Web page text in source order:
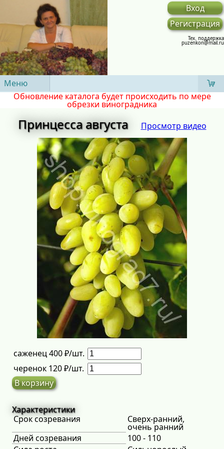
Вход
Регистрация
Тех. поддержка
puzenkon@mail.ru
Меню
Обновление каталога будет происходить по мере
обрезки виноградника
Принцесса августа Просмотр видео
саженец 400 ₽/шт.
черенок 120 ₽/шт.
В корзину
Характеристики
Срок созревания
Сверх-ранний,
очень ранний
Дней созревания
100 - 110